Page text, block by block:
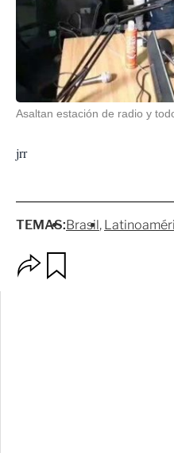
Asaltan estación de radio y
jrr
TEMAS:Brasil
p